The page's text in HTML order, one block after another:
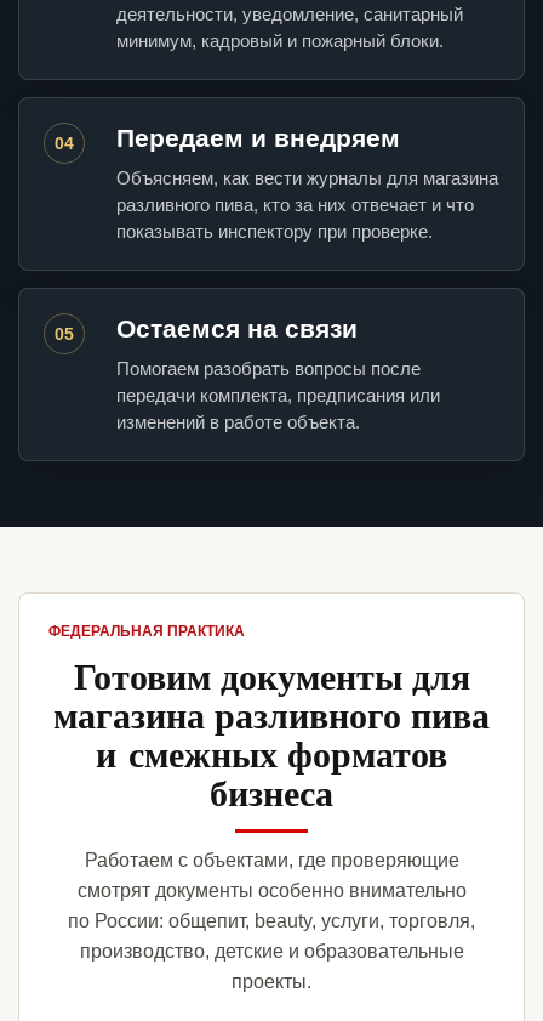
деятельности, уведомление, санитарный
минимум, кадровый и пожарный блоки.
04 Передаем и внедряем
Объясняем, как вести журналы для магазина
разливного пива, кто за них отвечает и что
показывать инспектору при проверке.
05 Остаемся на связи
Помогаем разобрать вопросы после
передачи комплекта, предписания или
изменений в работе объекта.
ФЕДЕРАЛЬНАЯ ПРАКТИКА
Готовим документы для
магазина разливного пива
и смежных форматов
бизнеса
Работаем с объектами, где проверяющие
смотрят документы особенно внимательно
по России: общепит, beauty, услуги, торговля,
производство, детские и образовательные
проекты.